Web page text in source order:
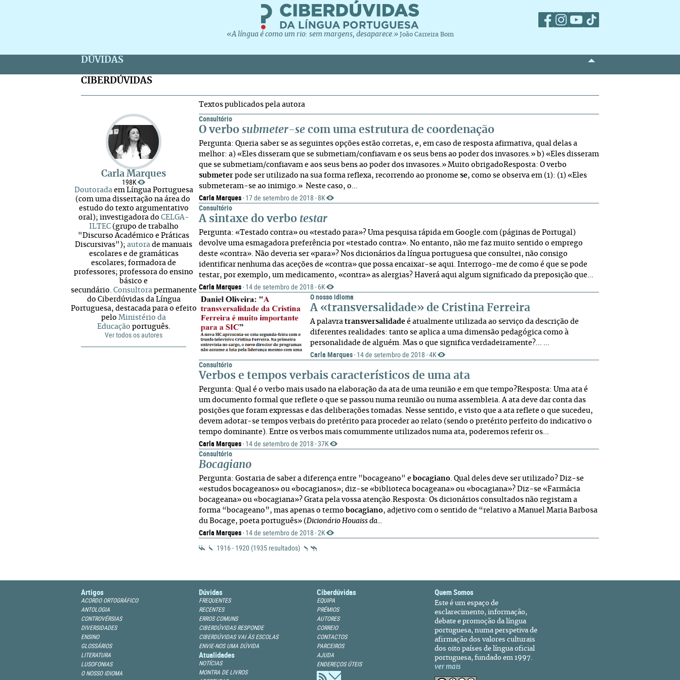
«A língua é como um rio: sem margens, desaparece.» João Carreira Bom
DÚVIDAS
CIBERDÚVIDAS
Carla Marques
198K
Doutoradaem Língua Portuguesa
(com uma dissertação na área do
estudo do texto argumentativo
oral); investigadora do CELGA-
ILTEC(grupo de trabalho
"Discurso Académico e Práticas
Discursivas"); autora de manuais
escolares e de gramáticas
escolares; formadora de
professores; professora do ensino
básico e
secundário. Consultorapermanente
do Ciberdúvidas da Língua
Portuguesa, destacada para o efeito
pelo Ministério da
Educação português.
Ver todos os autores
Textos publicados pela autora
Consultório
O verbo submeter-se com uma estrutura de coordenação
Pergunta: Queria saber se as seguintes opções estão corretas, e, em caso de resposta afirmativa, qual delas a
melhor: a) «Eles disseram que se submetiam/confiavam e os seus bens ao poder dos invasores.» b) «Eles disseram
que se submetiam/confiavam e aos seus bens ao poder dos invasores.» Muito obrigadoResposta: O verbo
submeter pode ser utilizado na sua forma reflexa, recorrendo ao pronome se, como se observa em (1): (1) «Eles
submeteram-se ao inimigo.» Neste caso, o...
Carla Marques · 17 de setembro de 2018 · 8K
Consultório
A sintaxe do verbo testar
Pergunta: «Testado contra» ou «testado para»? Uma pesquisa rápida em Google.com (páginas de Portugal)
devolve uma esmagadora preferência por «testado contra». No entanto, não me faz muito sentido o emprego
deste «contra». Não deveria ser «para»? Nos dicionários da língua portuguesa que consultei, não consigo
identificar nenhuma das aceções de «contra» que possa encaixar-se aqui. Interrogo-me de como é que se pode
testar, por exemplo, um medicamento, «contra» as alergias? Haverá aqui algum significado da preposição que...
Carla Marques · 14 de setembro de 2018 · 6K
O nosso idioma
A «transversalidade» de Cristina Ferreira
A palavra transversalidade é atualmente utilizada ao serviço da descrição de
diferentes realidades: tanto se aplica a uma dimensão pedagógica como à
personalidade de alguém. Mas o que significa verdadeiramente?... ...
Carla Marques · 14 de setembro de 2018 · 4K
Consultório
Verbos e tempos verbais característicos de uma ata
Pergunta: Qual é o verbo mais usado na elaboração da ata de uma reunião e em que tempo?Resposta: Uma ata é
um documento formal que reflete o que se passou numa reunião ou numa assembleia. A ata deve dar conta das
posições que foram expressas e das deliberações tomadas. Nesse sentido, e visto que a ata reflete o que sucedeu,
devem adotar-se tempos verbais do pretérito para proceder ao relato (sendo o pretérito perfeito do indicativo o
tempo dominante). Entre os verbos mais comummente utilizados numa ata, poderemos referir os...
Carla Marques · 14 de setembro de 2018 · 37K
Consultório
Bocagiano
Pergunta: Gostaria de saber a diferença entre "bocageano" e bocagiano. Qual deles deve ser utilizado? Diz-se
«estudos bocageanos» ou «bocagianos»; diz-se «biblioteca bocageana» ou «bocagiana»? Diz-se «Farmácia
bocageana» ou «bocagiana»? Grata pela vossa atenção.Resposta: Os dicionários consultados não registam a
forma “bocageano”, mas apenas o termo bocagiano, adjetivo com o sentido de “relativo a Manuel Maria Barbosa
du Bocage, poeta português» (Dicionário Houaiss da...
Carla Marques · 14 de setembro de 2018 · 2K
1916 - 1920 (1935 resultados)
Artigos
ACORDO ORTOGRÁFICO
ANTOLOGIA
CONTROVÉRSIAS
DIVERSIDADES
ENSINO
GLOSSÁRIOS
LITERATURA
LUSOFONIAS
O NOSSO IDIOMA
Dúvidas
FREQUENTES
RECENTES
ERROS COMUNS
CIBERDÚVIDAS RESPONDE
CIBERDÚVIDAS VAI ÀS ESCOLAS
ENVIE-NOS UMA DÚVIDA
Atualidades
NOTÍCIAS
MONTRA DE LIVROS
Ciberdúvidas
EQUIPA
PRÉMIOS
AUTORES
CORREIO
CONTACTOS
PARCEIROS
AJUDA
ENDEREÇOS ÚTEIS
Quem Somos
Este é um espaço de
esclarecimento, informação,
debate e promoção da língua
portuguesa, numa perspetiva de
afirmação dos valores culturais
dos oito países de língua oficial
portuguesa, fundado em 1997.
ver mais